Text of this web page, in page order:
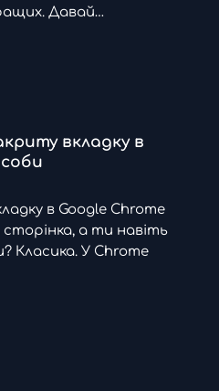
Давай…
вкладку в
в Google Chrome
а ти навіть
Класика. У Chrome